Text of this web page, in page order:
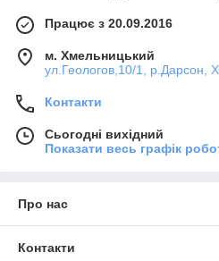
Працює з 20.09.2016
м. Хмельницький
ул.Геологов,10/1, р.Дарсон,
Контакти
Сьогодні вихідний
Показати весь графік
Про нас
Контакти